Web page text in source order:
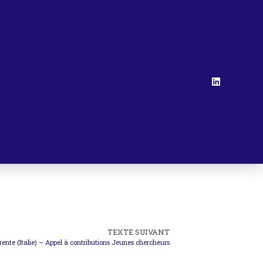
TEXTE SUIVANT
(Italie) – Appel à contributions Jeunes chercheurs